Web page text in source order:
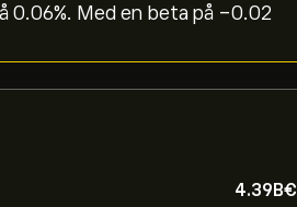
0.06%. Med en beta på -0.02
4.39B‎€‎